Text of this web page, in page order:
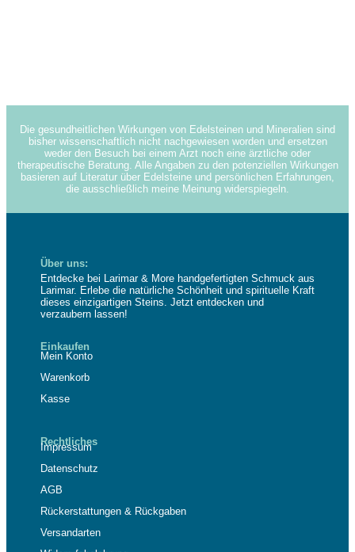
Die gesundheitlichen Wirkungen von Edelsteinen und Mineralien sind
bisher wissenschaftlich nicht nachgewiesen worden und ersetzen
weder den Besuch bei einem Arzt noch eine ärztliche oder
therapeutische Beratung. Alle Angaben zu den potenziellen Wirkungen
basieren auf Literatur über Edelsteine und persönlichen Erfahrungen,
die ausschließlich meine Meinung widerspiegeln.
Über uns:
Entdecke bei Larimar & More handgefertigten Schmuck aus
Larimar. Erlebe die natürliche Schönheit und spirituelle Kraft
dieses einzigartigen Steins. Jetzt entdecken und
verzaubern lassen!
Einkaufen
Mein Konto
Warenkorb
Kasse
Rechtliches
Impressum
Datenschutz
AGB
Rückerstattungen & Rückgaben
Versandarten